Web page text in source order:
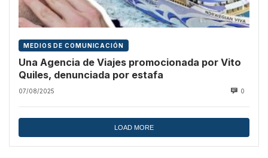
MEDIOS DE COMUNICACIÓN
Una Agencia de Viajes promocionada por Vito
Quiles, denunciada por estafa
07/08/2025 0
LOAD MORE